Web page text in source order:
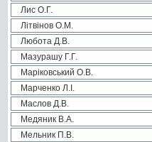
Лис О.Г.
Літвінов О.М.
Любота Д.В.
Мазурашу Г.Г.
Маріковський О.В.
Марченко Л.І.
Маслов Д.В.
Медяник В.А.
Мельник П.В.